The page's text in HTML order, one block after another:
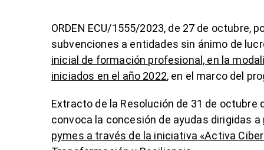
ORDEN ECU/1555/2023, de 27 de octubre,
subvenciones a entidades sin ánimo de
inicial de formación profesional, en la
iniciados en el año 2022, en el marco del
Extracto de la Resolución de 31 de octubre
convoca la concesión de ayudas dirigidas a
pymes a través de la iniciativa «Activa